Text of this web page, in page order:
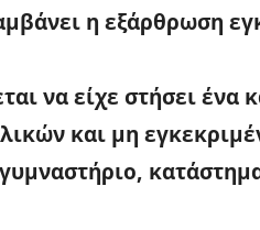
η εξάρθρωση
να είχε στήσει
και μη